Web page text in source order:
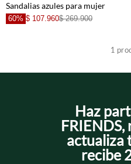
+
Sandalias azules para mujer
60% $ 107.960$ 269.900
1
Haz
actualiza
recibe